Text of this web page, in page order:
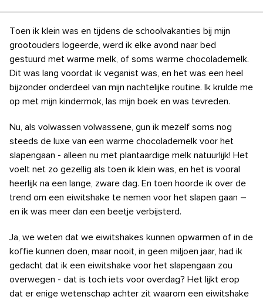
Toen ik klein was en tijdens de schoolvakanties bij mijn
grootouders logeerde, werd ik elke avond naar bed
gestuurd met warme melk, of soms warme chocolademelk.
Dit was lang voordat ik veganist was, en het was een heel
bijzonder onderdeel van mijn nachtelijke routine. Ik krulde me
op met mijn kindermok, las mijn boek en was tevreden.
Nu, als volwassen volwassene, gun ik mezelf soms nog
steeds de luxe van een warme chocolademelk voor het
slapengaan - alleen nu met plantaardige melk natuurlijk! Het
voelt net zo gezellig als toen ik klein was, en het is vooral
heerlijk na een lange, zware dag. En toen hoorde ik over de
trend om een ​​eiwitshake te nemen voor het slapen gaan –
en ik was meer dan een beetje verbijsterd.
Ja, we weten dat we eiwitshakes kunnen opwarmen of in de
koffie kunnen doen, maar nooit, in geen miljoen jaar, had ik
gedacht dat ik een eiwitshake voor het slapengaan zou
overwegen - dat is toch iets voor overdag? Het lijkt erop
dat er enige wetenschap achter zit waarom een ​​eiwitshake